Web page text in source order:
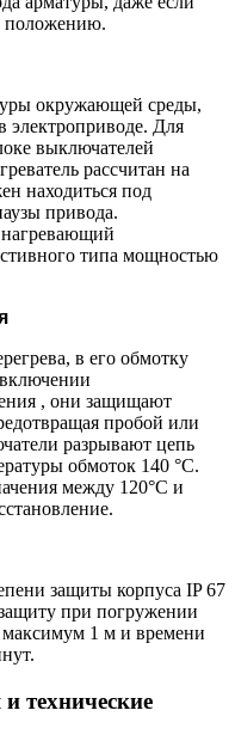
положению.
окружающей среды,
электроприводе. Для
выключателей
рассчитан на
находиться под
привода.
нагревающий
типа мощностью
в его обмотку
, они защищают
пробой или
разрывают цепь
обмоток 140 °С.
между 120°С и
защиты корпуса IP 67
при погружении
максимум 1 м и времени
технические